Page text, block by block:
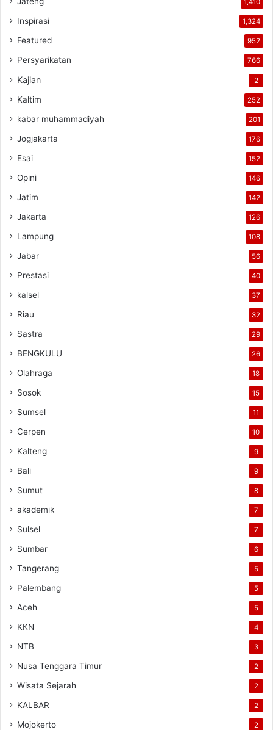
Inspirasi 1,324
Featured 952
Persyarikatan 766
Kajian 2
Kaltim 252
kabar muhammadiyah 201
Jogjakarta 176
Esai 152
Opini 146
Jatim 142
Jakarta 126
Lampung 108
Jabar 56
Prestasi 40
kalsel 37
Riau 32
Sastra 29
BENGKULU 26
Olahraga 18
Sosok 15
Sumsel 11
Cerpen 10
Kalteng 9
Bali 9
Sumut 8
akademik 7
Sulsel 7
Sumbar 6
Tangerang 5
Palembang 5
Aceh 5
KKN 4
NTB 3
Nusa Tenggara Timur 2
Wisata Sejarah 2
KALBAR 2
Mojokerto 2